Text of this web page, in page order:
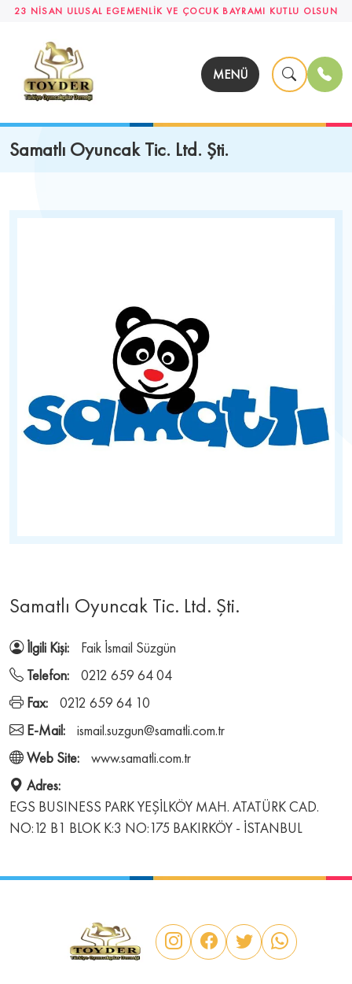
23 NİSAN ULUSAL EGEMENLİK VE ÇOCUK BAYRAMI KUTLU OLSUN
MENÜ
Samatlı Oyuncak Tic. Ltd. Şti.
Samatlı Oyuncak Tic. Ltd. Şti.
İlgili Kişi:
Faik İsmail Süzgün
Telefon:
0212 659 64 04
Fax:
0212 659 64 10
E-Mail:
ismail.suzgun@samatli.com.tr
Web Site:
www.samatli.com.tr
Adres:
EGS BUSINESS PARK YEŞİLKÖY MAH. ATATÜRK CAD.
NO:12 B1 BLOK K:3 NO:175 BAKIRKÖY - İSTANBUL